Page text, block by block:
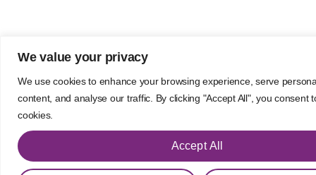
We value your privacy
We use cookies to enhance your browsing experience, serve
content, and analyse our traffic. By clicking "Accept All", you consent
cookies.
Accept All